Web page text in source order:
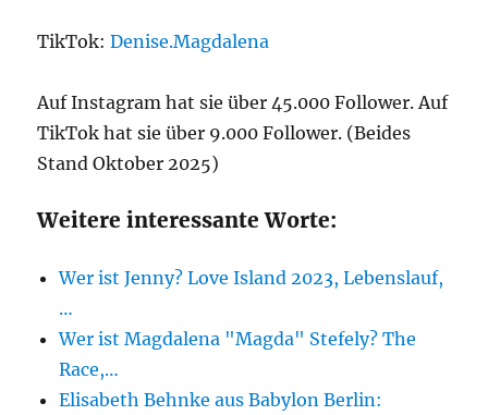
TikTok:Denise.Magdalena
Auf Instagram hat sie über 45.000 Follower. Auf
TikTok hat sie über 9.000 Follower. (Beides
Stand Oktober 2025)
Weitere interessante Worte:
Wer ist Jenny? Love Island 2023, Lebenslauf,
…
Wer ist Magdalena "Magda" Stefely? The
Race,…
Elisabeth Behnke aus Babylon Berlin: